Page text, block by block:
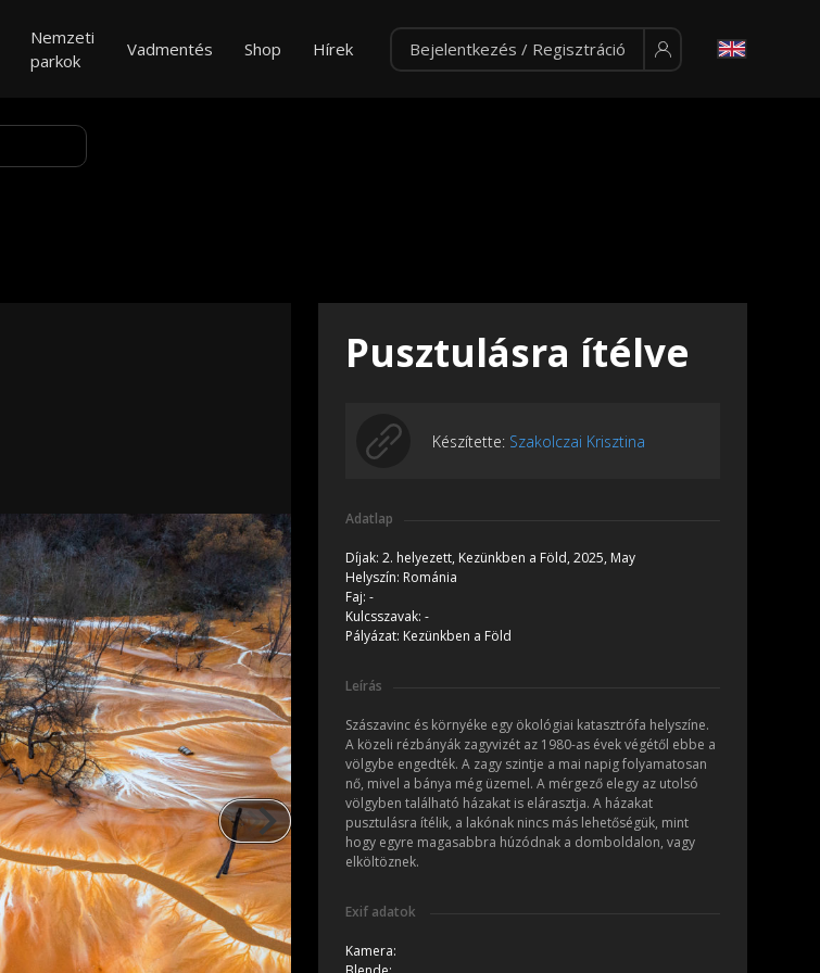
Nemzeti
parkok
Vadmentés Shop Hírek Bejelentkezés / Regisztráció
Pusztulásra ítélve
Készítette: Szakolczai Krisztina
Adatlap
Díjak: 2. helyezett, Kezünkben a Föld, 2025, May
Helyszín: Románia
Faj: -
Kulcsszavak: -
Pályázat: Kezünkben a Föld
Leírás
Szászavinc és környéke egy ökológiai katasztrófa helyszíne.
A közeli rézbányák zagyvizét az 1980-as évek végétől ebbe a
völgybe engedték. A zagy szintje a mai napig folyamatosan
nő, mivel a bánya még üzemel. A mérgező elegy az utolsó
völgyben található házakat is elárasztja. A házakat
pusztulásra ítélik, a lakónak nincs más lehetőségük, mint
hogy egyre magasabbra húzódnak a domboldalon, vagy
elköltöznek.
Exif adatok
Kamera: